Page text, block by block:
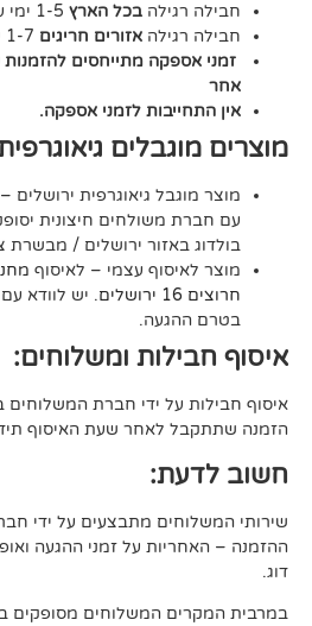
בכל הארץ1-5 ימי עסקים
אזורים חריגים1-7 ימי עסקים
מתייחסים להזמנות שלא צוין בהן
לזמני אספקה.
גיאוגרפית:
גיאוגרפית ירושלים – מוצרים שלא
חיצונית יסופקו על ידי נהג של
ירושלים / מבשרת ציון
עצמי – לאיסוףמחנות חיות בול דוג
. יש לוודא עם החנות שההזמנה
ומשלוחים:
חברת המשלוחים בשעה 11:00 בבוקר.
לאחר שעת האיסוף תידחה ביום עסקים
מתבצעים על ידי חברה חיצונית,
על זמני ההגעה ואופן המסירה אינה
המשלוחים מסופקים בזמן ולשביעות